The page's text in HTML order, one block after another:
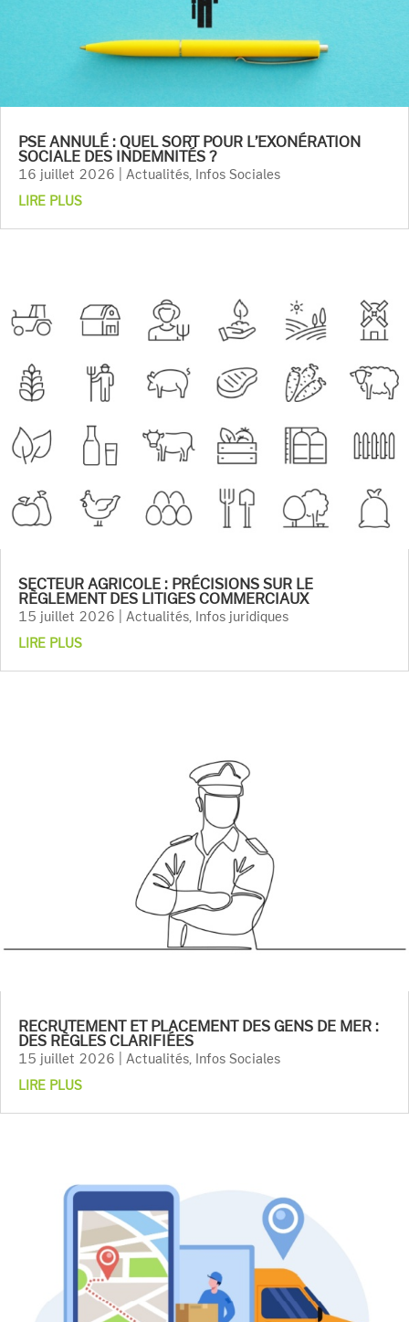
PSE ANNULÉ : QUEL SORT POUR L’EXONÉRATION
SOCIALE DES INDEMNITÉS ?
16 juillet 2026 Actualités
Infos Sociales
LIRE PLUS
SECTEUR AGRICOLE : PRÉCISIONS SUR LE
RÈGLEMENT DES LITIGES COMMERCIAUX
15 juillet 2026 Actualités
Infos juridiques
LIRE PLUS
RECRUTEMENT ET PLACEMENT DES GENS DE MER :
DES RÈGLES CLARIFIÉES
15 juillet 2026 Actualités
Infos Sociales
LIRE PLUS